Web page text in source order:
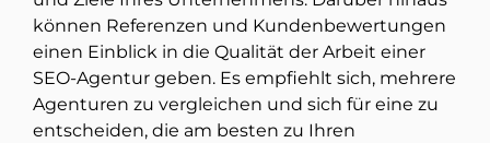
können Referenzen und Kundenbewertungen
einen Einblick in die Qualität der Arbeit einer
SEO-Agentur geben. Es empfiehlt sich, mehrere
Agenturen zu vergleichen und sich für eine zu
entscheiden, die am besten zu Ihren